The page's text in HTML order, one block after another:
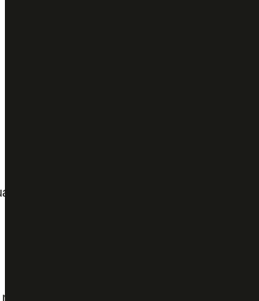
como 'nomes antigos' e tem novos alvos
de Gatito Fernández e analisa outros